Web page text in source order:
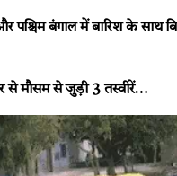
पश्चिम बंगाल में बारिश के साथ
से मौसम से जुड़ी 3 तस्वीरें…